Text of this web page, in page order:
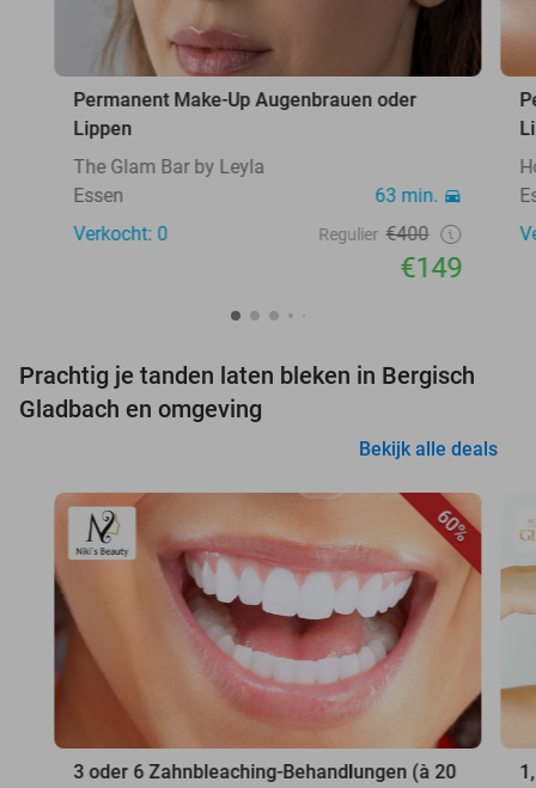
Permanent Make-Up Augenbrauen oder
Lippen
The Glam Bar by Leyla
Essen
63 min.
Verkocht: 0
Regulier €400
€149
Prachtig je tanden laten bleken in Bergisch
Gladbach en omgeving
Bekijk alle deals
60%
3 oder 6 Zahnbleaching-Behandlungen (à 20